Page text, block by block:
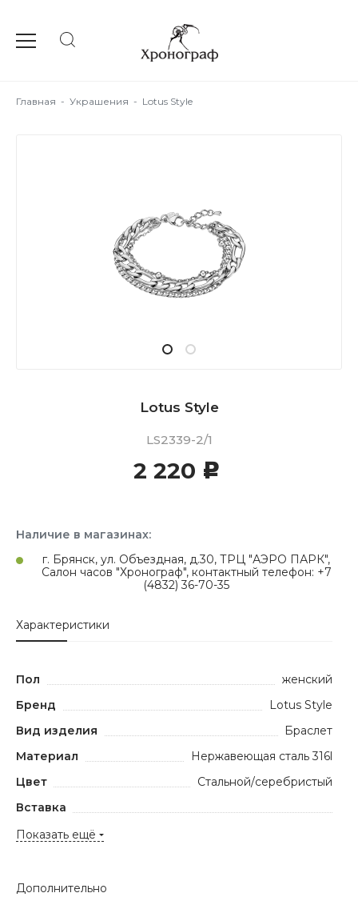
Главная - Украшения - Lotus Style
Lotus Style
LS2339-2/1
2 220 c
Наличие в магазинах:
г. Брянск, ул. Объездная, д.30, ТРЦ "АЭРО ПАРК",
Салон часов "Хронограф", контактный телефон: +7
(4832) 36-70-35
Характеристики
Пол
женский
Бренд
Lotus Style
Вид изделия
Браслет
Материал
Нержавеющая сталь 316l
Цвет
Стальной/серебристый
Вставка
Показать ещё
Дополнительно